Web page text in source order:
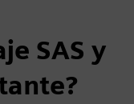
SAS y